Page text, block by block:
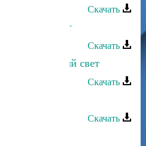
Скачать
свет
Скачать
- Лунный свет
Скачать
Скачать
капельке